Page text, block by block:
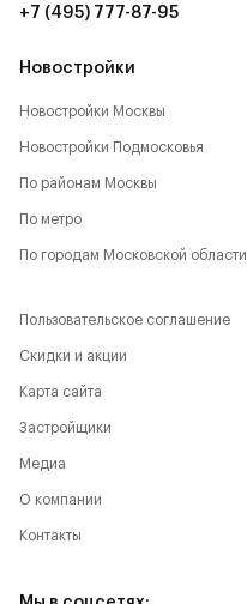
Новостройки
Новостройки Москвы
Новостройки Подмосковья
По районам Москвы
По метро
По городам Московской области
+7 (495) 777-87-95
Пользовательское соглашение
Скидки и акции
Карта сайта
Застройщики
Медиа
О компании
Контакты